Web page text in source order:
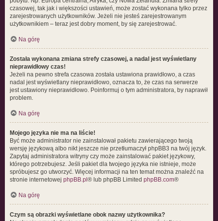
czasowej, tak jak i większości ustawień, może zostać wykonana tylko przez
zarejestrowanych użytkowników. Jeżeli nie jesteś zarejestrowanym
użytkownikiem – teraz jest dobry moment, by się zarejestrować.
Na górę
Została wykonana zmiana strefy czasowej, a nadal jest wyświetlany
nieprawidłowy czas!
Jeżeli na pewno strefa czasowa została ustawiona prawidłowo, a czas
nadal jest wyświetlany nieprawidłowo, oznacza to, że czas na serwerze
jest ustawiony nieprawidłowo. Poinformuj o tym administratora, by naprawił
problem.
Na górę
Mojego języka nie ma na liście!
Być może administrator nie zainstalował pakietu zawierającego twoją
wersję językową albo nikt jeszcze nie przetłumaczył phpBB3 na twój język.
Zapytaj administratora witryny czy może zainstalować pakiet językowy,
którego potrzebujesz. Jeśli pakiet dla twojego języka nie istnieje, może
spróbujesz go utworzyć. Więcej informacji na ten temat można znaleźć na
stronie internetowej phpBB.pl ® lub phpBB Limited phpBB.com®
Na górę
Czym są obrazki wyświetlane obok nazwy użytkownika?